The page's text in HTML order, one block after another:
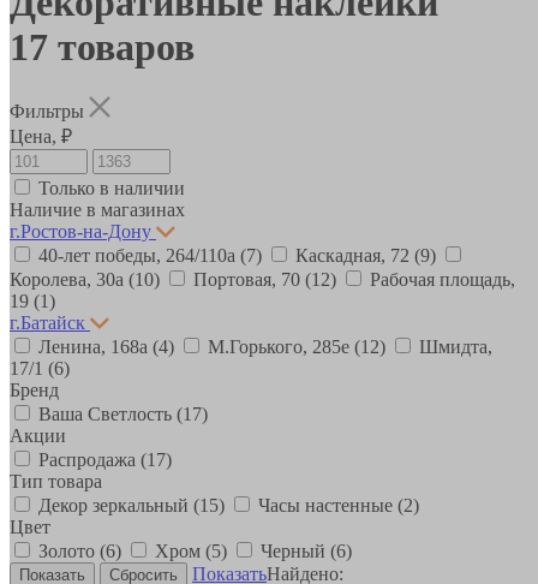
17 товаров
Фильтры
Цена, ₽
Только в наличии
Наличие в магазинах
г.Ростов-на-Дону
40-лет победы, 264/110а (7) Каскадная, 72 (9)
Королева, 30а (10) Портовая, 70 (12)
Рабочая площадь,
19 (1)
г.Батайск
Ленина, 168а (4) М.Горького, 285е (12)
Шмидта,
17/1 (6)
Бренд
Ваша Светлость (17)
Акции
Распродажа (17)
Тип товара
Декор зеркальный (15) Часы настенные (2)
Цвет
Золото (6) Хром (5) Черный (6)
ПоказатьНайдено: